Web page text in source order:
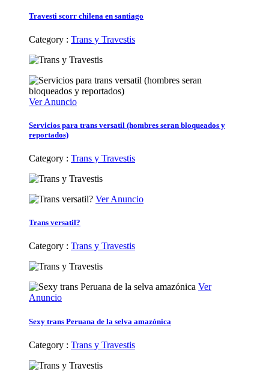
Travesti scorr chilena en santiago
Category : Trans y Travestis
Ver Anuncio
Servicios para trans versatil (hombres seran bloqueados y
reportados)
Category : Trans y Travestis
Ver Anuncio
Trans versatil?
Category : Trans y Travestis
Ver
Anuncio
Sexy trans Peruana de la selva amazónica
Category : Trans y Travestis